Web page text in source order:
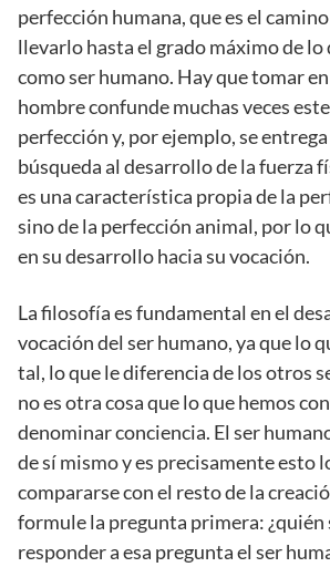
perfección humana, que es el
llevarlo hasta el grado máximo de lo
como ser humano. Hay que tomar
hombre confunde muchas veces
perfección y, por ejemplo, se
búsqueda al desarrollo de la fuerza
es una característica propia de la
sino de la perfección animal, por lo
en su desarrollo hacia su vocación.
La filosofía es fundamental en el
vocación del ser humano, ya que lo
tal, lo que le diferencia de los otros
no es otra cosa que lo que hemos
denominar conciencia. El ser
de sí mismo y es precisamente esto
compararse con el resto de la
formule la pregunta primera: ¿quién
responder a esa pregunta el ser